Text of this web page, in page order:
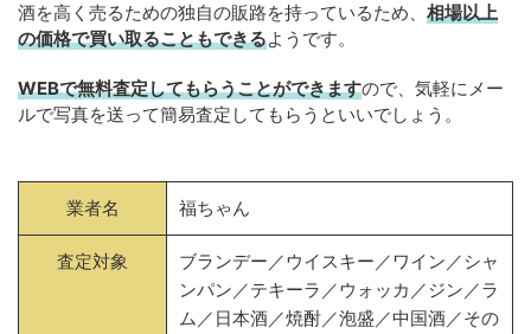
酒を高く売るための独自の販路を持っているため、 相場以上
の価格で買い取ることもできるようです。
WEBで無料査定してもらうことができますので、気軽にメー
ルで写真を送って簡易査定してもらうといいでしょう。
業者名 福ちゃん
査定対象
ブランデー／ウイスキー／ワイン／シャ
ンパン／テキーラ／ウォッカ／ジン／ラ
ム／日本酒／焼酎／泡盛／中国酒／その